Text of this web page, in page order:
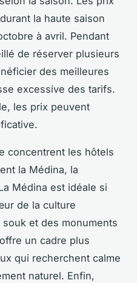
la haute saison
à avril. Pendant
de réserver plusieurs
des meilleures
excessive des tarifs.
les prix peuvent
concentrent les hôtels
la Médina, la
Médina est idéale si
de la culture
et des monuments
un cadre plus
qui recherchent calme
naturel. Enfin,